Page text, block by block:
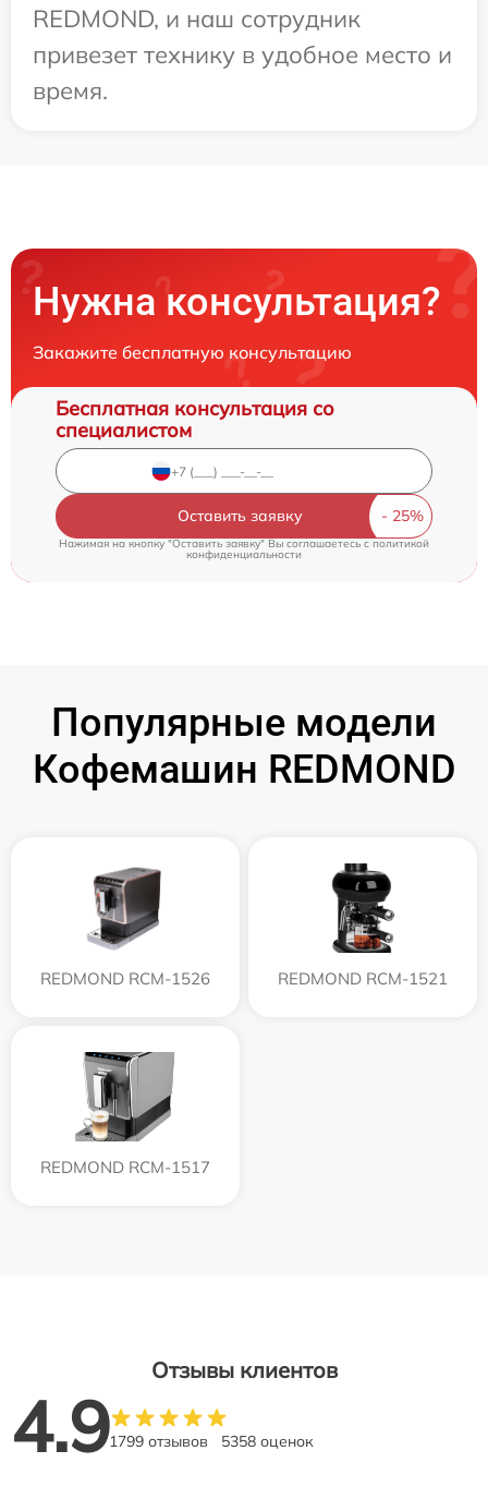
REDMOND, и наш сотрудник
привезет технику в удобное место и
время.
Нужна консультация?
Закажите бесплатную консультацию
Бесплатная консультация со
специалистом
Оставить заявку
Нажимая на кнопку "Оставить заявку" Вы соглашаетесь c политикой
конфиденциальности
Популярные модели
Кофемашин REDMOND
REDMOND RCM-1526 REDMOND RCM-1521
REDMOND RCM-1517
Отзывы клиентов
4.91799 отзывов 5358 оценок